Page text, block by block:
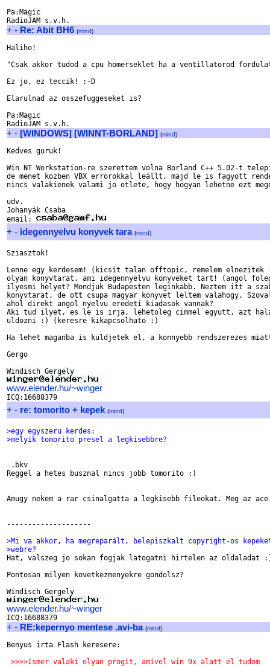
Pa:Magic
+ - Re: Abit BH6 (mind)
Haliho!
"Csak akkor tudod a cpu homerseklet ha a ventillatorod
Ez jo, ez teccik! :-D
Elarulnad az osszefuggeseket is?
Pa:Magic
+ - [WINDOWS] [WINNT-BORLAND] (mind)
Kedves guruk!
Win NT Workstation-re szerettem volna Borland C++ 5.02-t
de menet kozben VBX errorokkal leállt, majd le is fagyott
nincs valakienek valami jo otlete, hogy hogyan lehetne ezt
udv.
Johanyák Csaba
email:
+ - idegennyelvu konyvek tara (mind)
Sziasztok!
Lenne egy kerdesem! (kicsit talan offtopic, remelem elnezitek
olyan konyvtarat, ami idegennyelvu konyveket tart! (angol
ilyesmi helyet? Mondjuk Budapesten leginkabb. Neztem itt a
konyvtarat, de ott csupa magyar konyvet leltem valahogy.
ahol direkt angol nyelvu eredeti kiadasok vannak?
Aki tud ilyet, es le is irja, lehetoleg cimmel egyutt, azt
uldozni :) (keresre kikapcsolhato :)
Ha lehet maganba is kuldjetek el, a konnyebb rendszerezes
Gergo
www.elender.hu/~winger
+ - re: tomorito + kepek (mind)
>egy egyszeru kerdes:
>melyik tomorito presel a legkisebbre?
.bkv
Reggel a hetes busznal nincs jobb tomorito :)
Amugy nekem a rar csinalgatta a legkisebb fileokat. Meg az
--------------------
>Mi va akkor, ha megreparált, belepiszkalt copyright-os
>webre?
Hat, valszeg jo sokan fogjak latogatni hirtelen az oldaladat
Pontosan milyen kovetkezmenyekre gondolsz?
www.elender.hu/~winger
+ - RE:kepernyo mentese .avi-ba (mind)
Benyus irta Flash keresere:
>>>>Ismer valaki olyan progit, amivel win 9x alatt el tudom